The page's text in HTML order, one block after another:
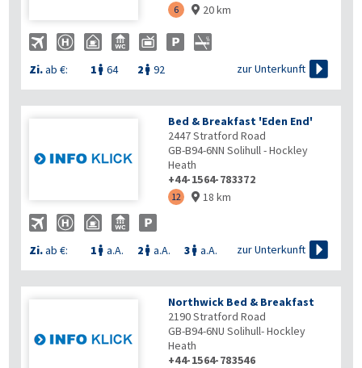
6  20 km
Zi.ab €: 1  64 2  92 zur Unterkunft 
Bed & Breakfast 'Eden End'
2447 Stratford Road
GB-B94-6NN Solihull - Hockley
Heath
+44-1564-783372
12  18 km
Zi.ab €: 1  a.A. 2  a.A. 3  a.A. zur Unterkunft 
Northwick Bed & Breakfast
2190 Stratford Road
GB-B94-6NU Solihull- Hockley
Heath
+44-1564-783546